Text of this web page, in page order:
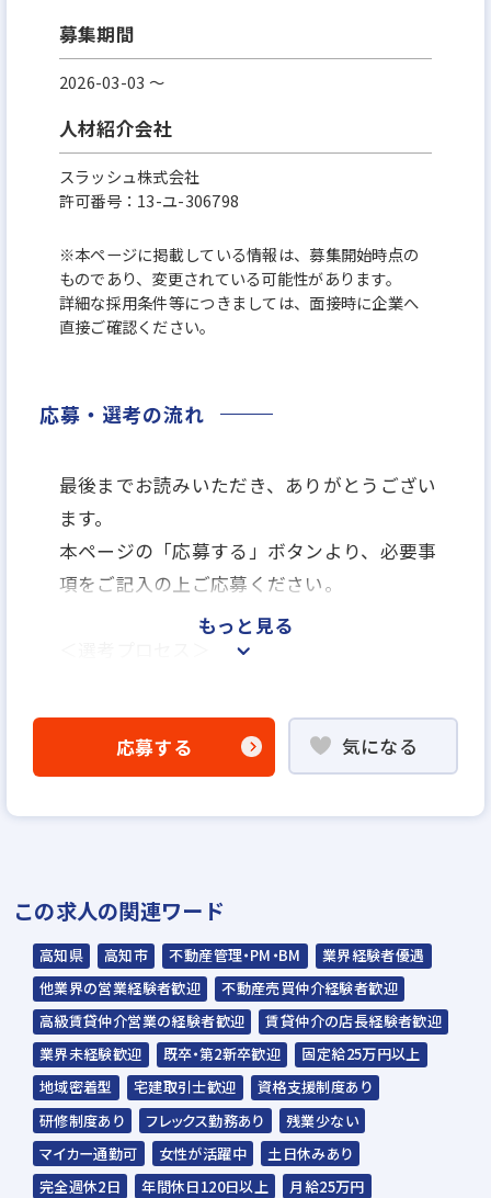
募集期間
2026-03-03 〜
人材紹介会社
スラッシュ株式会社
許可番号：13-ユ-306798
※本ページに掲載している情報は、募集開始時点の
ものであり、変更されている可能性があります。
詳細な採用条件等につきましては、面接時に企業へ
直接ご確認ください。
応募・選考の流れ
最後までお読みいただき、ありがとうござい
ます。
本ページの「応募する」ボタンより、必要事
項をご記入の上ご応募ください。
▼
WEB書類選考
▼
説明選考会（電話面談）
式会社が行います＊
スラッシュ株式会社からのご連絡をお待ち
ください。
ご連絡までに7日程度いただく場合があり
ます。予めご了承ください。
担当：スラッシュ株式会社
本社：東京都港区赤坂2-15-16 赤坂ふく
源ビル7F
もっと見る
応募する 気になる
この求人の関連ワード
高知県 高知市 不動産管理・PM・BM
業界経験者優遇
他業界の営業経験者歓迎
不動産売買仲介経験者歓迎
高級賃貸仲介営業の経験者歓迎
賃貸仲介の店長経験者歓迎
業界未経験歓迎
既卒・第2新卒歓迎
固定給25万円以上
地域密着型
宅建取引士歓迎
資格支援制度あり
研修制度あり
フレックス勤務あり
残業少ない
マイカー通勤可
女性が活躍中
土日休みあり
完全週休2日
年間休日120日以上 月給25万円